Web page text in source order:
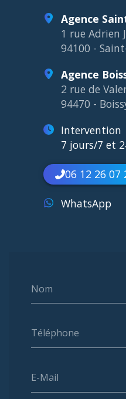
Nom
Téléphone
E-Mail
Agence
1 rue Adrien
94100 -
Agence
2 rue de
94470 -
Intervention
7 jours/7 et
06 12 26 07
WhatsApp